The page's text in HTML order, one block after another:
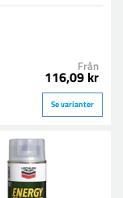
Från
116,09 kr
Se varianter